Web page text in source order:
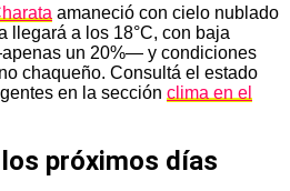
amaneció con cielo nublado
llegará a los 18°C, con baja
un 20%— y condiciones
chaqueño. Consultá el estado
en la sección clima en el
próximos días